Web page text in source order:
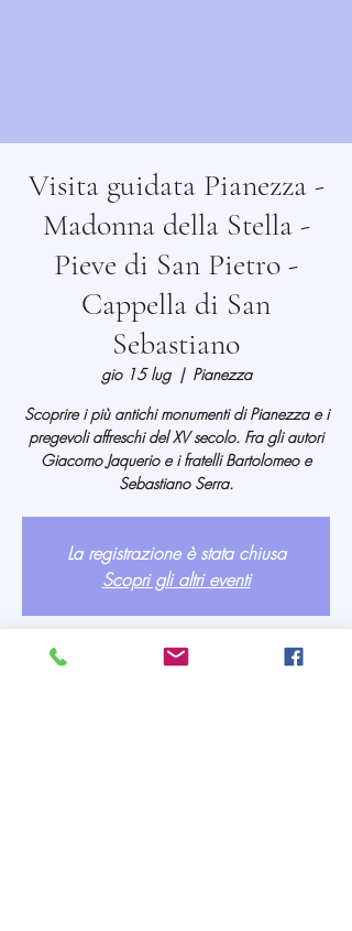
Visita guidata Pianezza -
Madonna della Stella -
Pieve di San Pietro -
Cappella di San
Sebastiano
gio 15 lug
  |
Pianezza
Scoprire i più antichi monumenti di Pianezza e i
pregevoli affreschi del XV secolo. Fra gli autori
Giacomo Jaquerio e i fratelli Bartolomeo e
Sebastiano Serra.
La registrazione è stata chiusa
Scopri gli altri eventi
Orario & Sede